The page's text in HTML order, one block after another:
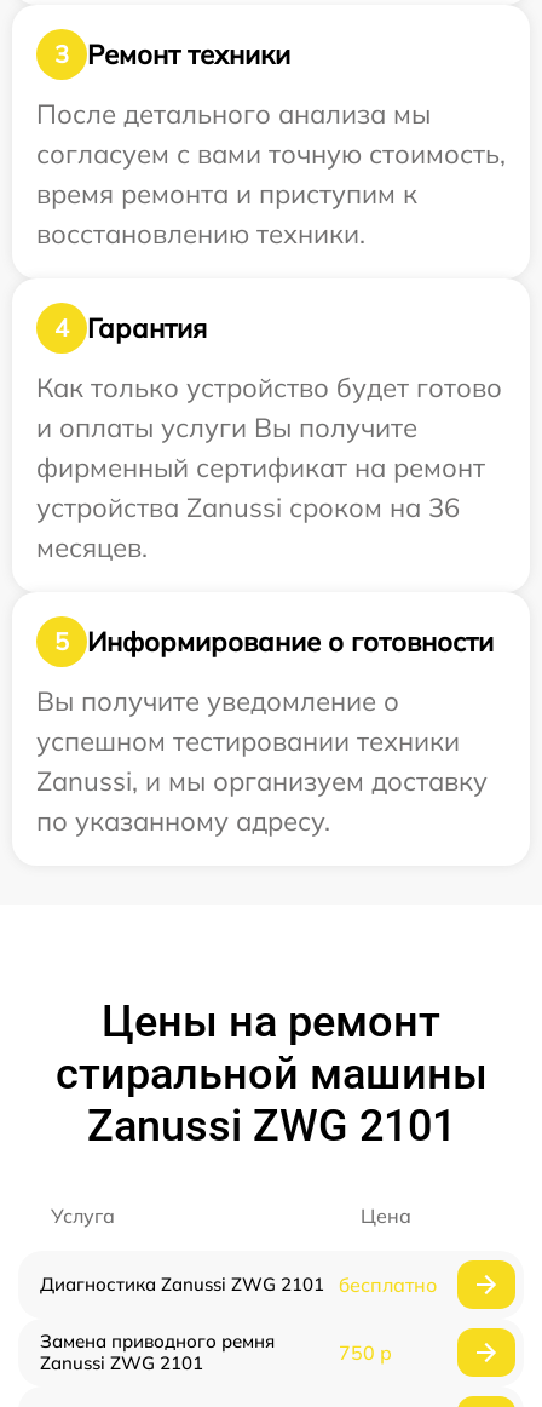
3
Ремонт техники
После детального анализа мы
согласуем с вами точную стоимость,
время ремонта и приступим к
восстановлению техники.
4
Гарантия
Как только устройство будет готово
и оплаты услуги Вы получите
фирменный сертификат на ремонт
устройства Zanussi сроком на 36
месяцев.
5
Информирование о готовности
Вы получите уведомление о
успешном тестировании техники
Zanussi, и мы организуем доставку
по указанному адресу.
Цены на ремонт
стиральной машины
Zanussi ZWG 2101
Услуга Цена
Диагностика Zanussi ZWG 2101 бесплатно
Замена приводного ремня
Zanussi ZWG 2101
750 р